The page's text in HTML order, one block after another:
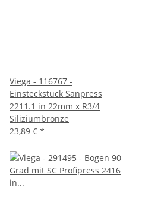
Viega - 116767 -
Einsteckstück Sanpress
2211.1 in 22mm x R3/4
Siliziumbronze
23,89 € *